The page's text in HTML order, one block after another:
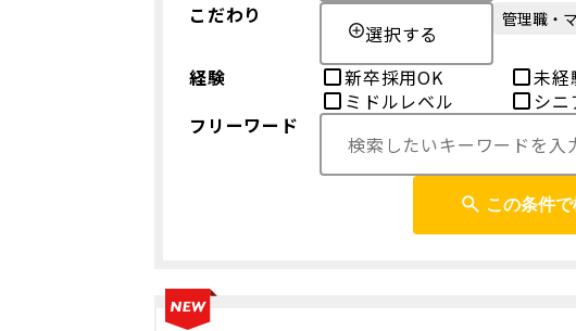
こだわり
選択する
管理職・
経験 新卒採用OK 未経
ミドルレベル
シニ
フリーワード
この条件